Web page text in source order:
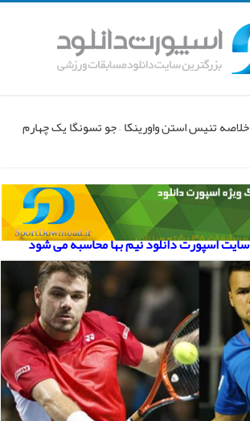
خلاصه تنیس استن واورینکا – جو تسونگا یک چهارم
سایت اسپورت دانلود نیم بها محاسبه می شود